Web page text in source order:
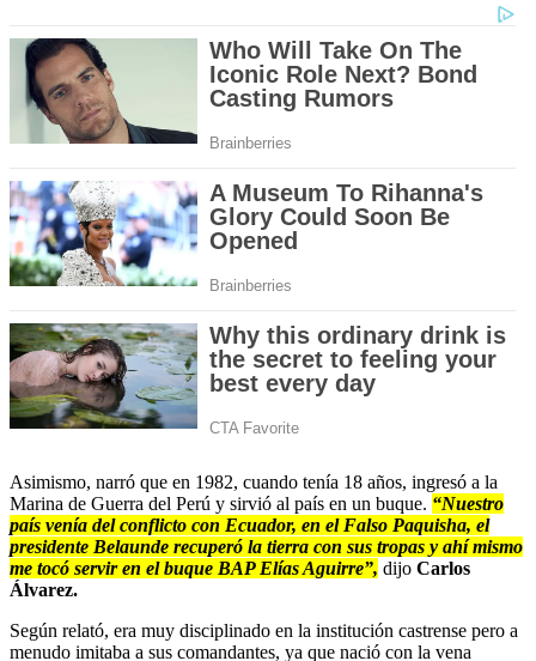
Asimismo, narró que en 1982, cuando tenía 18 años, ingresó a la
Marina de Guerra del Perú y sirvió al país en un buque. “Nuestro
país venía del conflicto con Ecuador, en el Falso Paquisha, el
presidente Belaunde recuperó la tierra con sus tropas y ahí mismo
me tocó servir en el buque BAP Elías Aguirre”, dijo Carlos
Álvarez.
Según relató, era muy disciplinado en la institución castrense pero a
menudo imitaba a sus comandantes, ya que nació con la vena